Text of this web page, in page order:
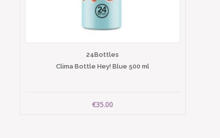
24Bottles
Clima Bottle Hey! Blue 500 ml
€35.00